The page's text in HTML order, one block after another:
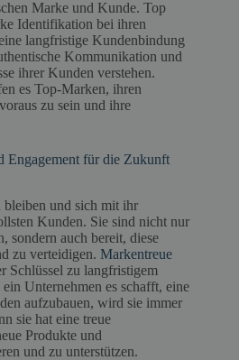
Marke und Kunde. Top
Identifikation bei ihren
langfristige Kundenbindung
Kommunikation und
ihrer Kunden verstehen.
es Top-Marken, ihren
zu sein und ihre
Engagement für die Zukunft
und sich mit ihr
Kunden. Sie sind nicht nur
sondern auch bereit, diese
zu verteidigen. Markentreue
Schlüssel zu langfristigem
Unternehmen es schafft, eine
aufzubauen, wird sie immer
sie hat eine treue
Produkte und
und zu unterstützen.